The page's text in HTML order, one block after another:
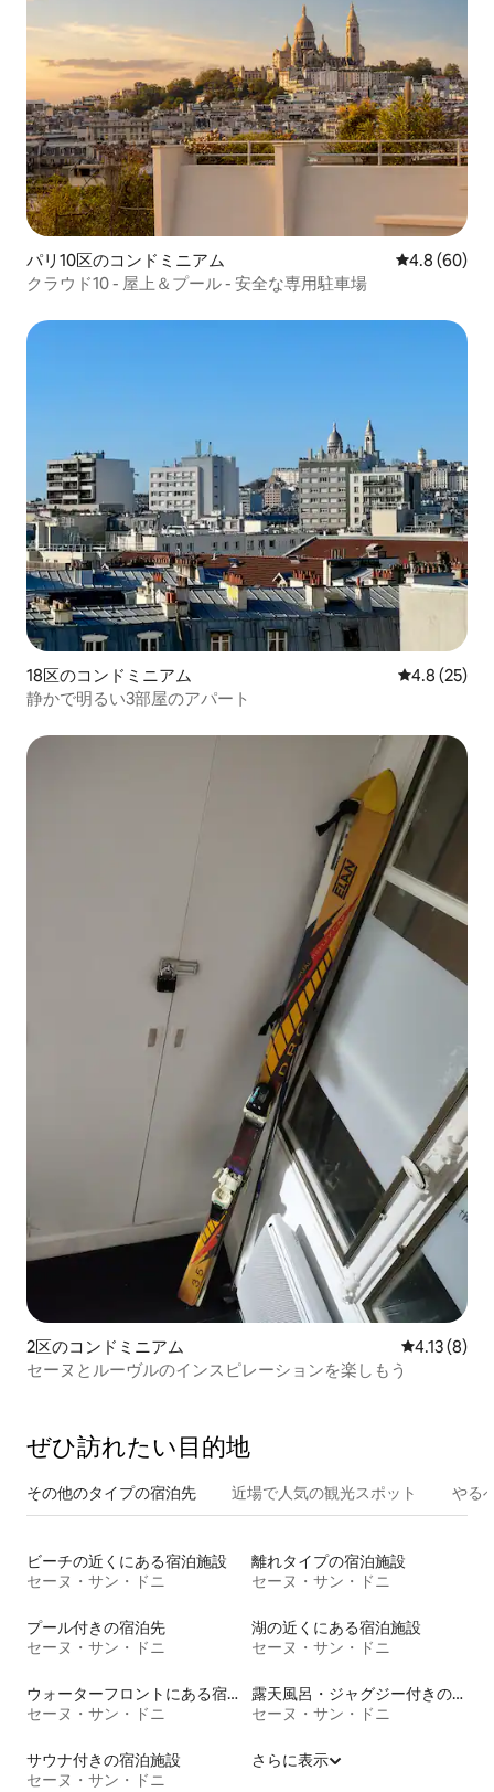
パリ10区のコンドミニアム レビュー60
4.8 (60)
クラウド10 - 屋上＆プール - 安全な専用駐車場
18区のコンドミニアム レビュー25
4.8 (25)
静かで明るい3部屋のアパート
2区のコンドミニアム レビュー8
4.13 (8)
セーヌとルーヴルのインスピレーションを楽しもう
ぜひ訪⁠れ⁠た⁠い目⁠的⁠地
その他のタ⁠イ⁠プ⁠の宿⁠泊⁠先 近場で人気の観光スポット やる
ビーチの近くにある宿泊施設
セーヌ・サン・ドニ
離れタイプの宿泊施設
セーヌ・サン・ドニ
プール付きの宿泊先
セーヌ・サン・ドニ
湖の近くにある宿泊施設
セーヌ・サン・ドニ
ウォーターフロントにある宿泊施設
セーヌ・サン・ドニ
露天風呂・ジャグジー付きの宿泊施設
セーヌ・サン・ドニ
サウナ付きの宿泊施設
セーヌ・サン・ドニ
さらに表示